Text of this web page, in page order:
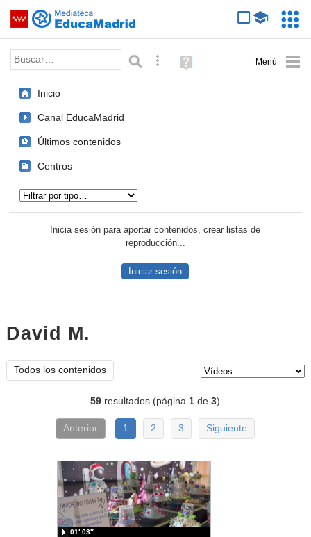
Saltar navegación
Palabra o frase: Búsqueda avanzada
Ayuda
(en
Inicio
Canal EducaMadrid
Últimos contenidos
Centros
Inicia sesión para aportar contenidos, crear listas de
reproducción...
Iniciar sesión
David M.
Todos los contenidos
59 resultados (página1 de3)
Anterior 1 2 3 Siguiente
01′ 03″